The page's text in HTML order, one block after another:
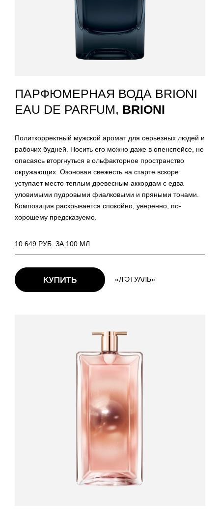
ПАРФЮМЕРНАЯ ВОДА BRIONI
EAU DE PARFUM, BRIONI
Политкорректный мужской аромат для серьезных людей и
рабочих будней. Носить его можно даже в опенспейсе, не
опасаясь вторгнуться в ольфакторное пространство
окружающих. Озоновая свежесть на старте вскоре
уступает место теплым древесным аккордам с едва
уловимыми пудровыми фиалковыми и пряными тонами.
Композиция раскрывается спокойно, уверенно, по-
хорошему предсказуемо.
10 649 РУБ. ЗА 100 МЛ
«Л’ЭТУАЛЬ»